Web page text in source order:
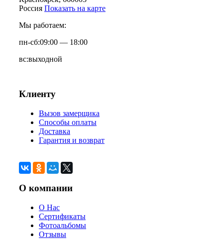
Россия Показать на карте
Мы работаем:
пн-сб:09:00 — 18:00
вс:выходной
Клиенту
Вызов замерщика
Способы оплаты
Доставка
Гарантия и возврат
О компании
О Нас
Сертификаты
Фотоальбомы
Отзывы